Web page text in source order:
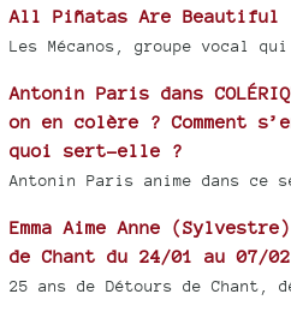
All Piñatas Are Beautiful
Les Mécanos, groupe vocal
Antonin Paris dans
on en colère ? Comment
quoi sert-elle ?
Antonin Paris anime dans ce
Emma Aime Anne
de Chant du 24/01 au 07/02
25 ans de Détours de Chant,